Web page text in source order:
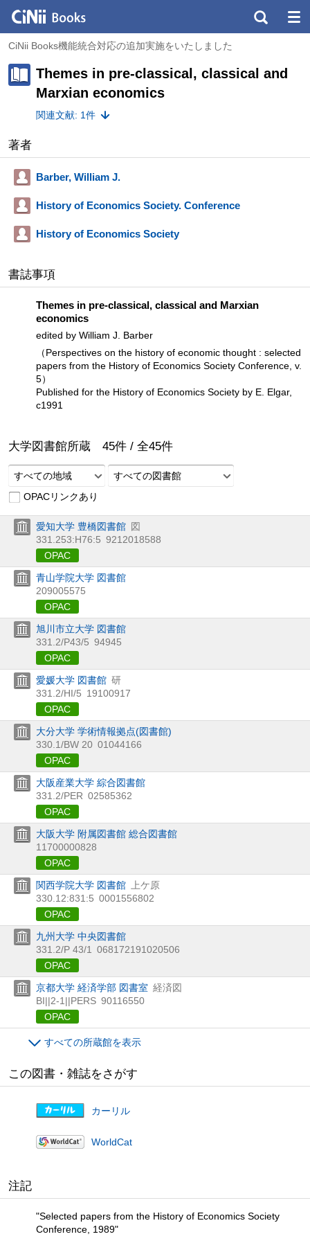
CiNii Books機能統合対応の追加実施をいたしました
Themes in pre-classical, classical and
Marxian economics
関連文献: 1件
著者
Barber, William J.
History of Economics Society. Conference
History of Economics Society
書誌事項
Themes in pre-classical, classical and Marxian
economics
edited by William J. Barber
（Perspectives on the history of economic thought : selected
papers from the History of Economics Society Conference, v.
5）
Published for the History of Economics Society by E. Elgar,
c1991
大学図書館所蔵 45件 / 全45件
すべての地域
すべての図書館
OPACリンクあり
愛知大学 豊橋図書館 図
331.253:H76:5 9212018588
OPAC
青山学院大学 図書館
209005575
OPAC
旭川市立大学 図書館
331.2/P43/5 94945
OPAC
愛媛大学 図書館 研
331.2/HI/5 19100917
OPAC
大分大学 学術情報拠点(図書館)
330.1/BW 20 01044166
OPAC
大阪産業大学 綜合図書館
331.2/PER 02585362
OPAC
大阪大学 附属図書館 総合図書館
11700000828
OPAC
関西学院大学 図書館
上ケ原
330.12:831:5 0001556802
OPAC
九州大学 中央図書館
331.2/P 43/1
068172191020506
OPAC
京都大学 経済学部 図書室 経済図
BI||2-1||PERS 90116550
OPAC
すべての所蔵館を表示
この図書・雑誌をさがす
カーリル
WorldCat
注記
"Selected papers from the History of Economics Society
Conference, 1989"